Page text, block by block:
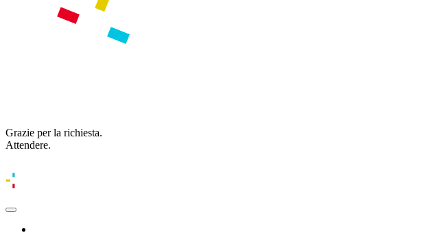
Grazie per la richiesta.
Attendere.